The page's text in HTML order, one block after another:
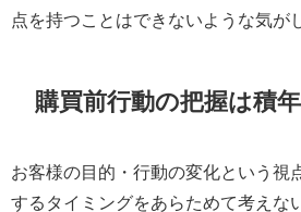
点を持つことはできないような気が
購買前行動の把握は積
お客様の目的・行動の変化という視
するタイミングをあらためて考えな